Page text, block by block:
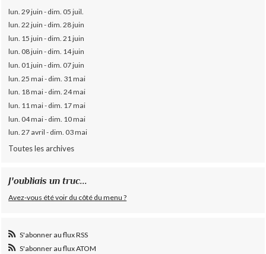
lun. 29 juin - dim. 05 juil.
lun. 22 juin - dim. 28 juin
lun. 15 juin - dim. 21 juin
lun. 08 juin - dim. 14 juin
lun. 01 juin - dim. 07 juin
lun. 25 mai - dim. 31 mai
lun. 18 mai - dim. 24 mai
lun. 11 mai - dim. 17 mai
lun. 04 mai - dim. 10 mai
lun. 27 avril - dim. 03 mai
Toutes les archives
J'oubliais un truc...
Avez-vous été voir du côté du menu ?
S'abonner au flux RSS
S'abonner au flux ATOM